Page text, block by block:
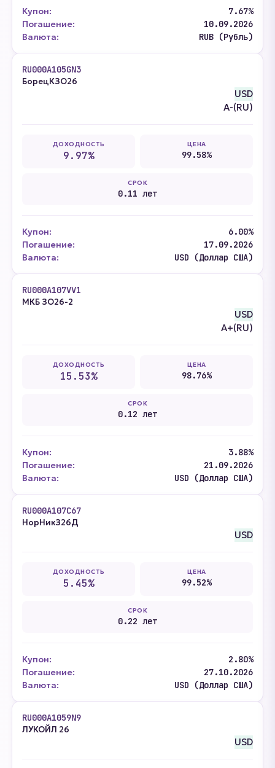
Купон:
7.67%
Погашение:
10.09.2026
Валюта:
RUB (Рубль)
RU000A105GN3
БорецКЗО26
USD
A-(RU)
ДОХОДНОСТЬ
9.97%
ЦЕНА
99.58%
СРОК
0.11 лет
Купон:
6.00%
Погашение:
17.09.2026
Валюта:
USD (Доллар США)
RU000A107VV1
МКБ ЗО26-2
USD
A+(RU)
ДОХОДНОСТЬ
15.53%
ЦЕНА
98.76%
СРОК
0.12 лет
Купон:
3.88%
Погашение:
21.09.2026
Валюта:
USD (Доллар США)
RU000A107C67
НорНикЗ26Д
USD
ДОХОДНОСТЬ
5.45%
ЦЕНА
99.52%
СРОК
0.22 лет
Купон:
2.80%
Погашение:
27.10.2026
Валюта:
USD (Доллар США)
RU000A1059N9
ЛУКОЙЛ 26
USD